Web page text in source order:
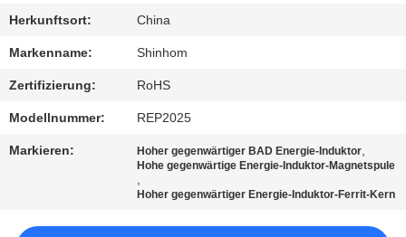
KONTAKTIEREN
SIE
UNS
NEUIGKEITEN
RECHTSSACHEN
Herkunftsort: China
Markenname: Shinhom
Zertifizierung: RoHS
Modellnummer: REP2025
Markieren: Hoher gegenwärtiger BAD Energie-Induktor,
Hohe gegenwärtige Energie-Induktor-Magnetspule
,
Hoher gegenwärtiger Energie-Induktor-Ferrit-Kern